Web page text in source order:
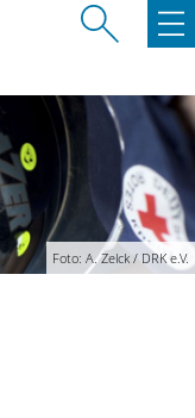
Foto: A. Zelck / DRK e.V.